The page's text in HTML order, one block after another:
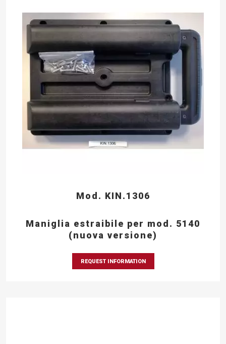
Mod. KIN.1306
Maniglia estraibile per mod. 5140
(nuova versione)
REQUEST INFORMATION